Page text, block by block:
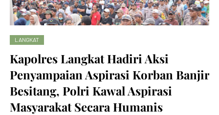
LANGKAT
Kapolres Langkat Hadiri Aksi
Penyampaian Aspirasi Korban Banjir
Besitang, Polri Kawal Aspirasi
Masyarakat Secara Humanis